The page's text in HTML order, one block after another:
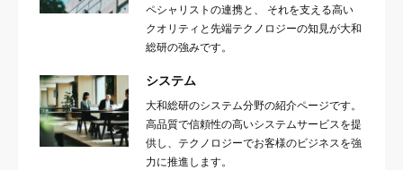
ペシャリストの連携と、 それを支える高い
クオリティと先端テクノロジーの知見が大和
総研の強みです。
システム
大和総研のシステム分野の紹介ページです。
高品質で信頼性の高いシステムサービスを提
供し、テクノロジーでお客様のビジネスを強
力に推進します。